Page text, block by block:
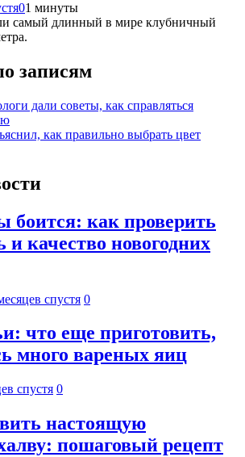
01 минуты
самый длинный в мире клубничный
записям
дали советы, как справляться
как правильно выбрать цвет
боится: как проверить
и качество новогодних
спустя 0
что еще приготовить,
много вареных яиц
спустя 0
настоящую
пошаговый рецепт